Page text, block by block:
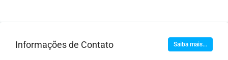
Informações de Contato Saiba mais...